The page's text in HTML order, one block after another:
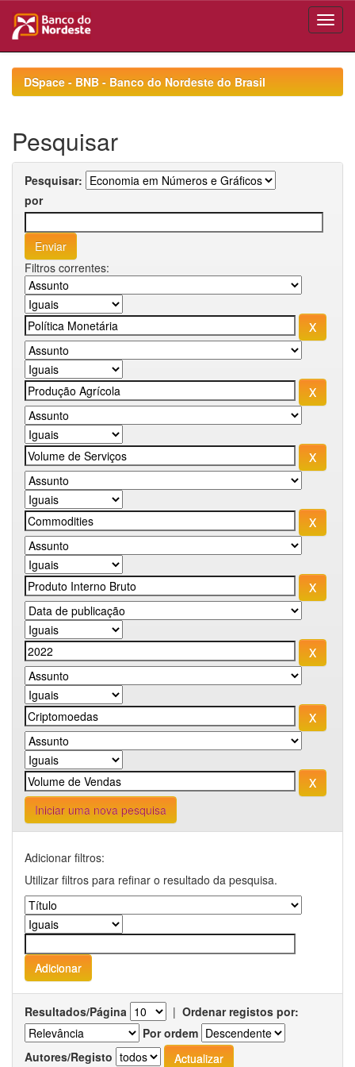
navigationDSpace - BNB - Banco do Nordeste do Brasil
Pesquisar
Pesquisar:
por
Filtros correntes:
Iniciar uma nova pesquisa
Adicionar filtros:
Utilizar filtros para refinar o resultado da pesquisa.
Resultados/Página | Ordenar registos por:
Por ordem
Autores/Registo